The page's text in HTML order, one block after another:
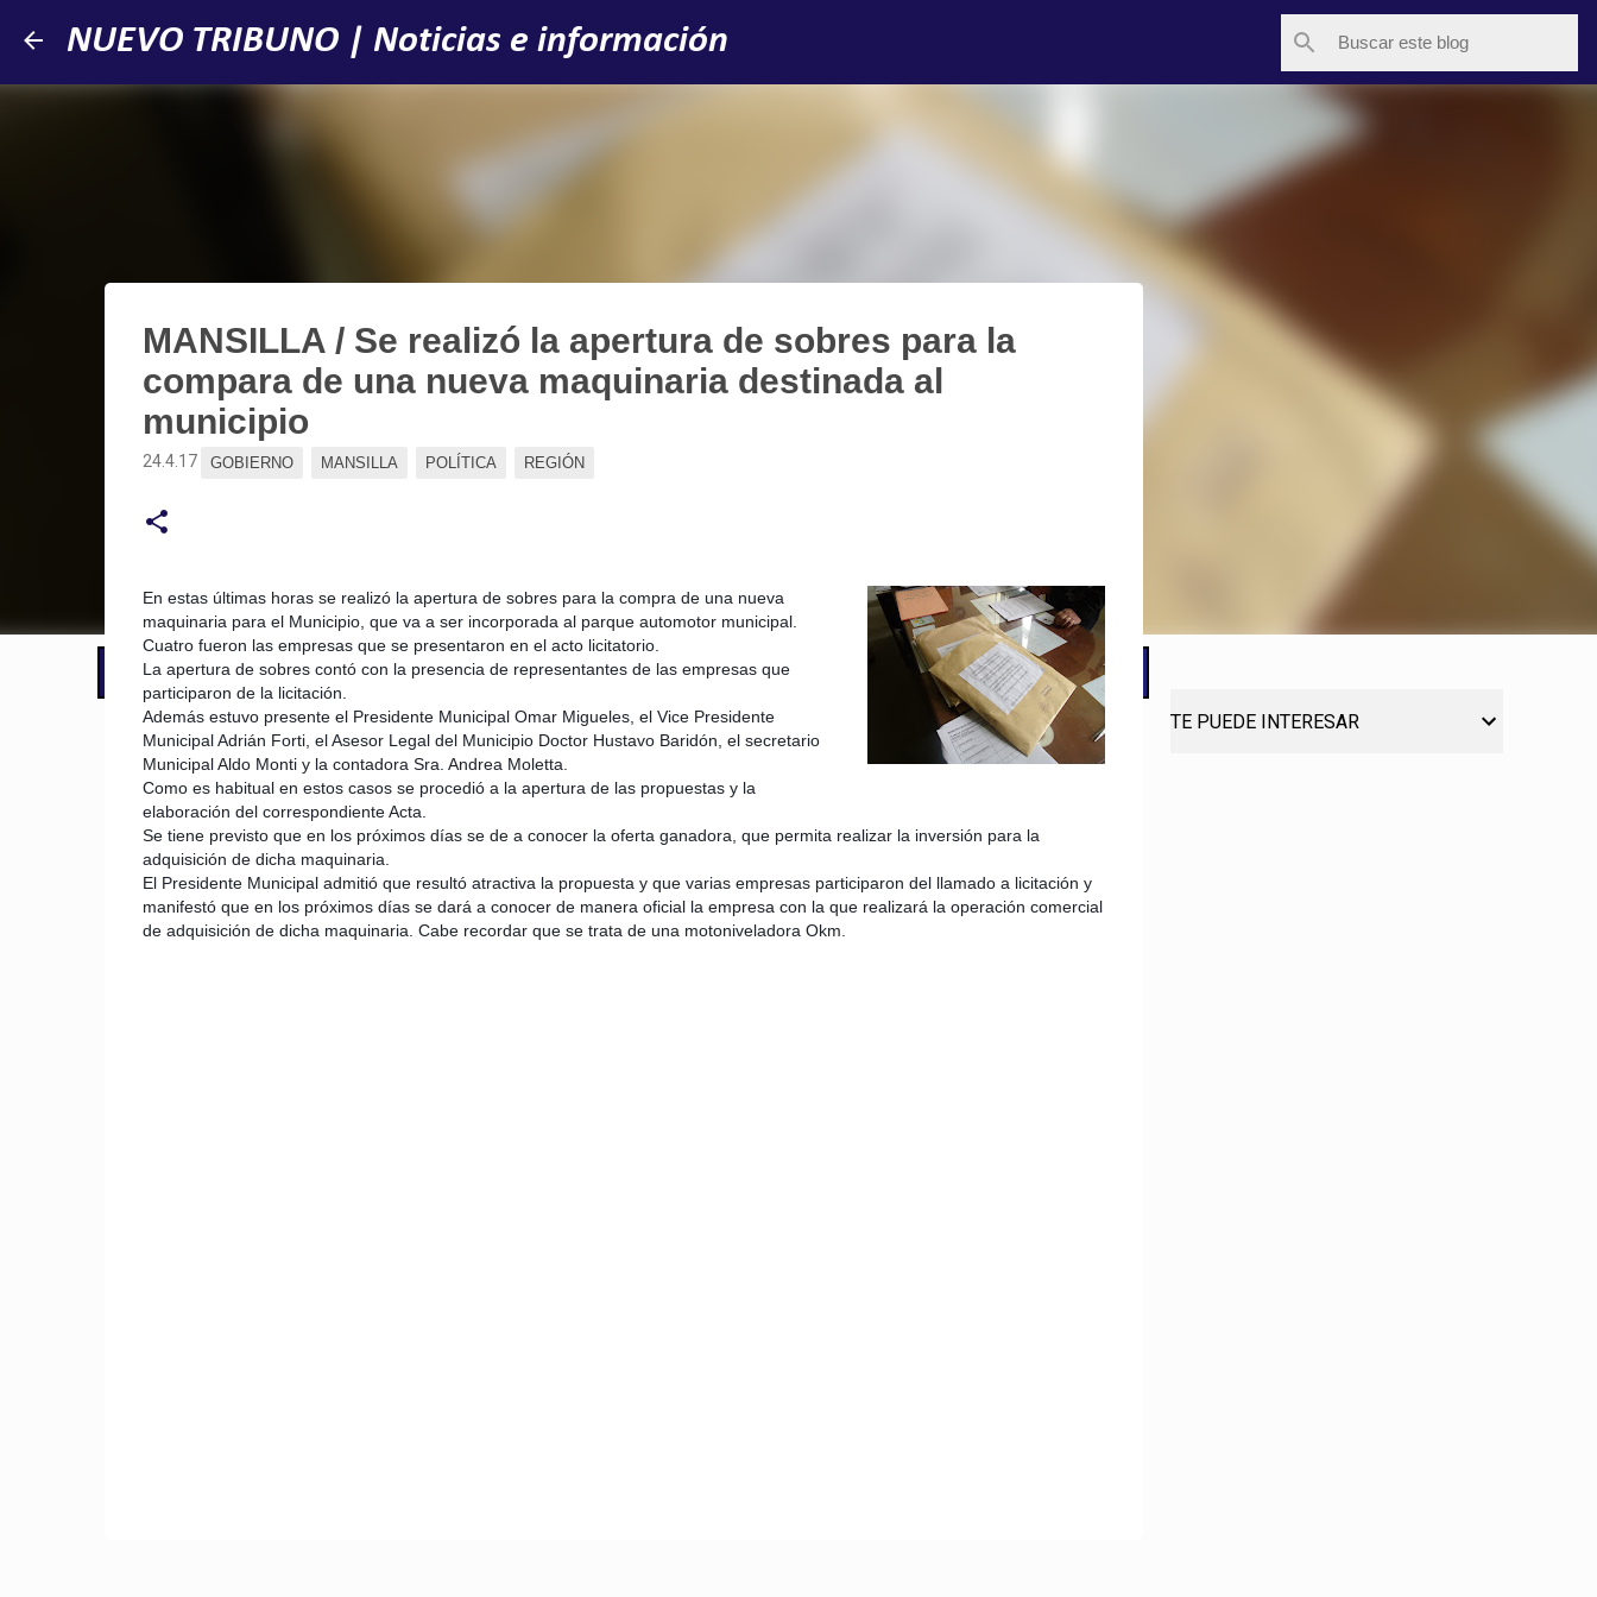
Ir al contenido principal
NUEVO TRIBUNO | Noticias e información
📢 LO ÚLTIMO Alumbró el sol pero persiste el alerta por nuevas tormentas: qué dice el pronóstico
MANSILLA / Se realizó la apertura de sobres para la
compara de una nueva maquinaria destinada al
municipio
24.4.17 GOBIERNO MANSILLA POLÍTICA REGIÓN
En estas últimas horas se realizó la apertura de sobres para la compra de una nueva
maquinaria para el Municipio, que va a ser incorporada al parque automotor municipal.
Cuatro fueron las empresas que se presentaron en el acto licitatorio.
La apertura de sobres contó con la presencia de representantes de las empresas que
participaron de la licitación.
Además estuvo presente el Presidente Municipal Omar Migueles, el Vice Presidente
Municipal Adrián Forti, el Asesor Legal del Municipio Doctor Hustavo Baridón, el secretario
Municipal Aldo Monti y la contadora Sra. Andrea Moletta.
Como es habitual en estos casos se procedió a la apertura de las propuestas y la
elaboración del correspondiente Acta.
Se tiene previsto que en los próximos días se de a conocer la oferta ganadora, que permita realizar la inversión para la
adquisición de dicha maquinaria.
El Presidente Municipal admitió que resultó atractiva la propuesta y que varias empresas participaron del llamado a licitación y
manifestó que en los próximos días se dará a conocer de manera oficial la empresa con la que realizará la operación comercial
de adquisición de dicha maquinaria. Cabe recordar que se trata de una motoniveladora Okm.
TE PUEDE INTERESAR